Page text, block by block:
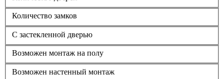
Количество замков
С застекленной дверью
Возможен монтаж на полу
Возможен настенный монтаж